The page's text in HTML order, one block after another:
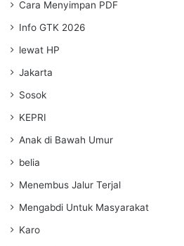
Cara Menyimpan PDF
Info GTK 2026
lewat HP
Jakarta
Sosok
KEPRI
Anak di Bawah Umur
belia
Menembus Jalur Terjal
Mengabdi Untuk Masyarakat
Karo